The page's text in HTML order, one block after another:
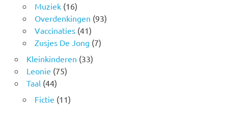
Muziek(16)
Overdenkingen (93)
Vaccinaties(41)
Zusjes De Jong (7)
Kleinkinderen (33)
Leonie (75)
Taal(44)
Fictie (11)